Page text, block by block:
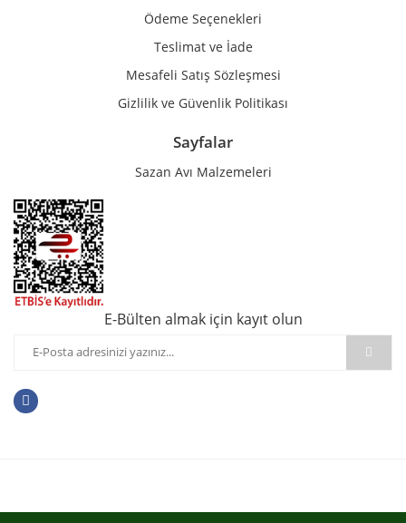
Ödeme Seçenekleri
Teslimat ve İade
Mesafeli Satış Sözleşmesi
Gizlilik ve Güvenlik Politikası
Sayfalar
Sazan Avı Malzemeleri
E-Bülten almak için kayıt olun